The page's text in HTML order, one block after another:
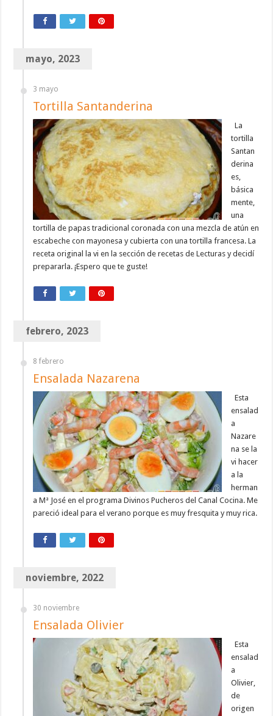
mayo, 2023
3 mayo
Tortilla Santanderina
La
tortilla
Santan
derina
es,
básica
mente,
una
tortilla de papas tradicional coronada con una mezcla de atún en
escabeche con mayonesa y cubierta con una tortilla francesa. La
receta original la vi en la sección de recetas de Lecturas y decidí
prepararla. ¡Espero que te guste!
febrero, 2023
8 febrero
Ensalada Nazarena
Esta
ensalad
a
Nazare
na se la
vi hacer
a la
herman
a Mª José en el programa Divinos Pucheros del Canal Cocina. Me
pareció ideal para el verano porque es muy fresquita y muy rica.
noviembre, 2022
30 noviembre
Ensalada Olivier
Esta
ensalad
a
Olivier,
de
origen